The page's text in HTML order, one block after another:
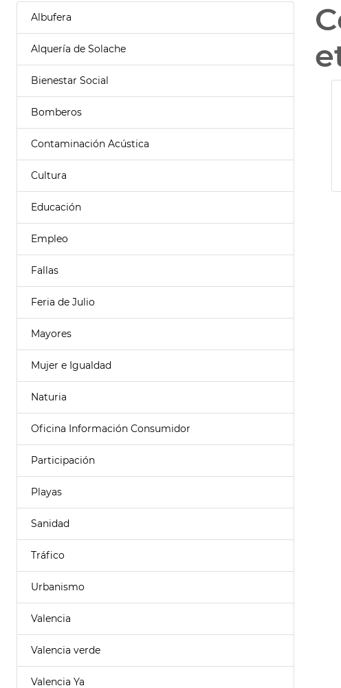
Albufera
Alquería de Solache
Bienestar Social
Bomberos
Contaminación Acústica
Cultura
Educación
Empleo
Fallas
Feria de Julio
Mayores
Mujer e Igualdad
Naturia
Oficina Información Consumidor
Participación
Playas
Sanidad
Tráfico
Urbanismo
Valencia
Valencia verde
Valencia Ya